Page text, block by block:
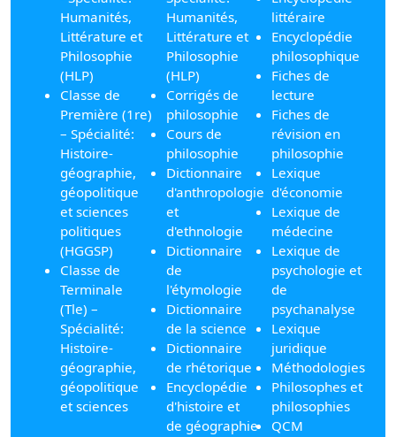
Humanités,
Littérature et
Philosophie
(HLP)
Classe de
Première (1re)
– Spécialité:
Histoire-
géographie,
géopolitique
et sciences
politiques
(HGGSP)
Classe de
Terminale
(Tle) –
Spécialité:
Histoire-
géographie,
géopolitique
et sciences
Humanités,
Littérature et
Philosophie
(HLP)
Corrigés de
philosophie
Cours de
philosophie
Dictionnaire
d'anthropologie
et
d'ethnologie
Dictionnaire
de
l'étymologie
Dictionnaire
de la science
Dictionnaire
de rhétorique
Encyclopédie
d'histoire et
de géographie
littéraire
Encyclopédie
philosophique
Fiches de
lecture
Fiches de
révision en
philosophie
Lexique
d'économie
Lexique de
médecine
Lexique de
psychologie et
de
psychanalyse
Lexique
juridique
Méthodologies
Philosophes et
philosophies
QCM